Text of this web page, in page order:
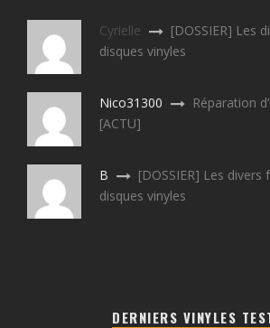
Cyrielle
[DOSSIER] Les
disques vinyles
Nico31300
Réparation
[ACTU]
B
[DOSSIER] Les divers
disques vinyles
DERNIERS VINYLES